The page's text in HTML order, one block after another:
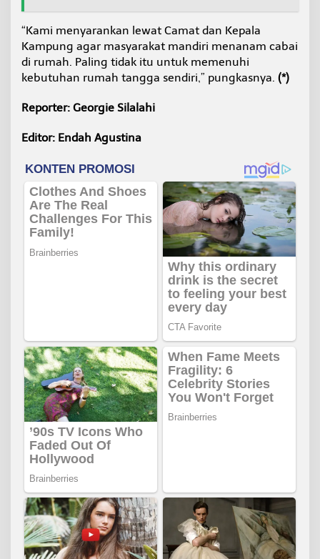
“Kami menyarankan lewat Camat dan Kepala
Kampung agar masyarakat mandiri menanam cabai
di rumah. Paling tidak itu untuk memenuhi
kebutuhan rumah tangga sendiri,” pungkasnya. (*)
Reporter: Georgie Silalahi
Editor: Endah Agustina